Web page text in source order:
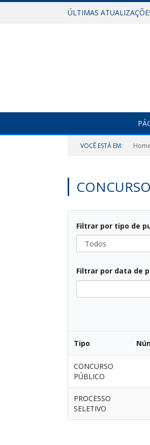
ÚLTIMAS
VOCÊ ESTÁ EM: Home
Filtrar por tipo de
Todos
Filtrar por data de
Tipo
CONCURSO
PÚBLICO
PROCESSO
SELETIVO